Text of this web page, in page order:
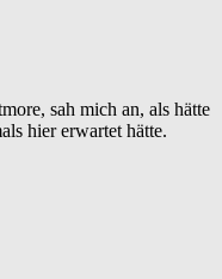
sah mich an, als hätte
hier erwartet hätte.